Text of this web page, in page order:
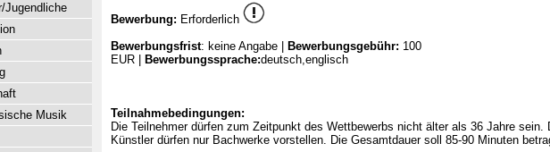
Bewerbung: Erforderlich
Bewerbungsfrist: keine Angabe | Bewerbungsgebühr: 100
EUR |
Bewerbungssprache:deutsch,englisch
Teilnahmebedingungen:
Die Teilnehmer dürfen zum Zeitpunkt des Wettbewerbs nicht älter als 36 Jahre sein.
Künstler dürfen nur Bachwerke vorstellen. Die Gesamtdauer soll 85-90 Minuten
Jugendliche
Musik